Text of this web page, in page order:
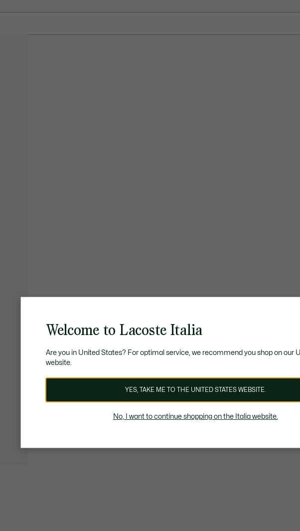
Welcome to Lacoste Italia
Are you in United States? For optimal service, we recommend you shop on our
website.
YES, TAKE ME TO THE UNITED STATES WEBSITE.
No, I want to continue shopping on the Italia website.